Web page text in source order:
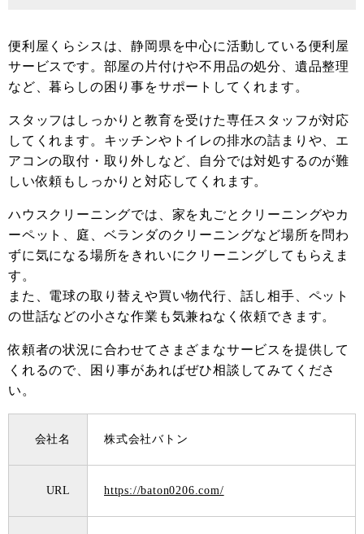
便利屋くらシスは、静岡県を中心に活動している便利屋
サービスです。部屋の片付けや不用品の処分、遺品整理
など、暮らしの困り事をサポートしてくれます。
スタッフはしっかりと教育を受けた専任スタッフが対応
してくれます。キッチンやトイレの排水の詰まりや、エ
アコンの取付・取り外しなど、自分では対処するのが難
しい依頼もしっかりと対応してくれます。
ハウスクリーニングでは、家を丸ごとクリーニングやカ
ーペット、庭、ベランダのクリーニングなど場所を問わ
ずに気になる場所をきれいにクリーニングしてもらえま
す。
また、電球の取り替えや買い物代行、話し相手、ペット
の世話などの小さな作業も気兼ねなく依頼できます。
依頼者の状況に合わせてさまざまなサービスを提供して
くれるので、困り事があればぜひ相談してみてくださ
い。
会社名 株式会社バトン
URL https://baton0206.com/